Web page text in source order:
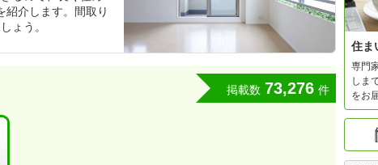
紹介します。間取り
ょう。
掲載数 73,276 件
住ま
専門
しま
をお